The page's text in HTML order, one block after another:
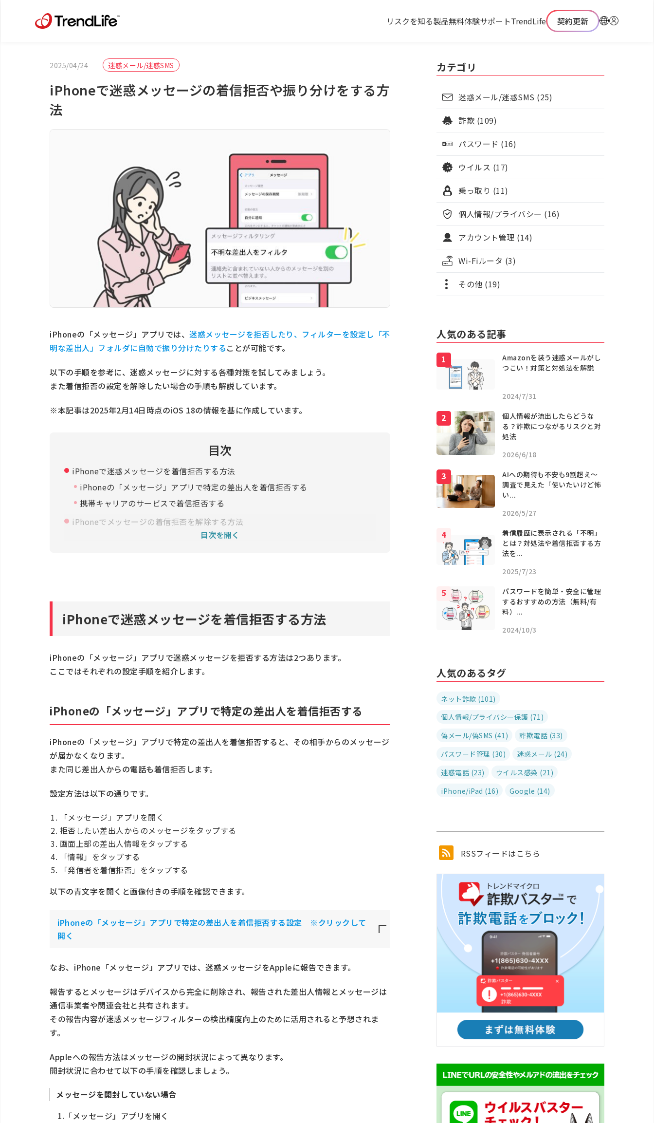
リスクを知る製品無料体験サポートTrendLife 契約更新
2025/04/24 迷惑メール/迷惑SMS
iPhoneで迷惑メッセージの着信拒否や振り分けをする方
法
iPhoneの「メッセージ」アプリでは、 迷惑メッセージを拒否したり 、 フィルターを設定し「不
明な差出人」フォルダに自動で振り分けたりすることが可能です。
以下の手順を参考に、迷惑メッセージに対する各種対策を試してみましょう。
また着信拒否の設定を解除したい場合の手順も解説しています。
※本記事は2025年2月14日時点のiOS 18の情報を基に作成しています。
目次
iPhoneで迷惑メッセージを着信拒否する方法
iPhoneの「メッセージ」アプリで特定の差出人を着信拒否する
携帯キャリアのサービスで着信拒否する
iPhoneでメッセージの着信拒否を解除する方法
iPhoneで迷惑メッセージを振り分ける方法
iPhoneに届くメッセージの着信拒否に関してよくある質問
メッセージを着信拒否できないときはどうすればいいですか？
着信拒否している間に届いたメッセージは確認できますか？
目次を開く
iPhoneで迷惑メッセージを着信拒否する方法
iPhoneの「メッセージ」アプリで迷惑メッセージを拒否する方法は2つあります。
ここではそれぞれの設定手順を紹介します。
iPhoneの「メッセージ」アプリで特定の差出人を着信拒否する
iPhoneの「メッセージ」アプリで特定の差出人を着信拒否すると、その相手からのメッセージ
が届かなくなります。
また同じ差出人からの電話も着信拒否します。
設定方法は以下の通りです。
「メッセージ」アプリを開く
拒否したい差出人からのメッセージをタップする
画面上部の差出人情報をタップする
「情報」をタップする
「発信者を着信拒否」をタップする
以下の青文字を開くと画像付きの手順を確認できます。
iPhoneの「メッセージ」アプリで特定の差出人を着信拒否する設定 ※クリックして
開く
なお、iPhone「メッセージ」アプリでは、迷惑メッセージをAppleに報告できます。
報告するとメッセージはデバイスから完全に削除され、報告された差出人情報とメッセージは
通信事業者や関連会社と共有されます。
その報告内容が迷惑メッセージフィルターの検出精度向上のために活用されると予想されま
す。
Appleへの報告方法はメッセージの開封状況によって異なります。
開封状況に合わせて以下の手順を確認しましょう。
メッセージを開封していない場合
1.「メッセージ」アプリを開く
カテゴリ
迷惑メール/迷惑SMS (25)
詐欺 (109)
パスワード (16)
ウイルス (17)
乗っ取り (11)
個人情報/プライバシー (16)
アカウント管理 (14)
Wi-Fiルータ (3)
その他 (19)
人気のある記事
Amazonを装う迷惑メールがし
つこい！対策と対処法を解説
2024/7/31
個人情報が流出したらどうな
る？詐欺につながるリスクと対
処法
2026/6/18
AIへの期待も不安も9割超え〜
調査で見えた「使いたいけど怖
い...
2026/5/27
着信履歴に表示される「不明」
とは？対処法や着信拒否する方
法を...
2025/7/23
パスワードを簡単・安全に管理
するおすすめの方法（無料/有
料）...
2024/10/3
人気のあるタグ
ネット詐欺 (101)
個人情報/プライバシー保護 (71)
偽メール/偽SMS (41)
詐欺電話 (33)
パスワード管理 (30)
迷惑メール (24)
迷惑電話 (23)
ウイルス感染 (21)
iPhone/iPad (16)
Google (14)
RSSフィードはこちら